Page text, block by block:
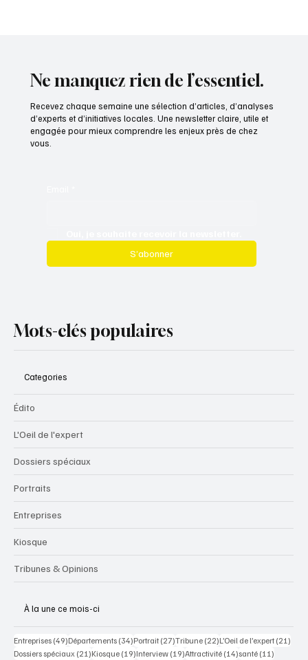
Ne manquez rien de l’essentiel.
Recevez chaque semaine une sélection d’articles, d’analyses
d’experts et d’initiatives locales. Une newsletter claire, utile et
engagée pour mieux comprendre les enjeux près de chez
vous.
S’abonner
Mots-clés populaires
Categories
Édito
L'Oeil de l'expert
Dossiers spéciaux
Portraits
Entreprises
Kiosque
Tribunes & Opinions
À la une ce mois-ci
Entreprises (49)49 posts
Départements (34)34 posts
Portrait (27)27 posts
Tribune (22)22 posts
L’Oeil de l’expert (21)
Dossiers spéciaux (21)21 posts
Kiosque (19)19 posts
Interview (19)19 posts
Attractivité (14)14 posts
santé (11)